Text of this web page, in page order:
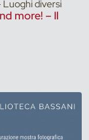
Luoghi diversi
more! – Il